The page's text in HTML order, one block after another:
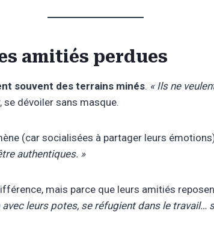
amitiés perdues
souvent des terrains minés. « Ils ne
se dévoiler sans masque.
(car socialisées à partager leurs
authentiques. »
mais parce que leurs amitiés
leurs potes, se réfugient dans le